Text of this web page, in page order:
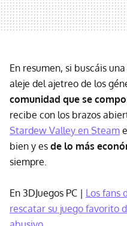
En resumen, si buscáis
aleje del ajetreo de los
comunidad que se
recibe con los brazos
Stardew Valley en Steam
bien y es de lo más
siempre.
En 3DJuegos PC | Los fans
rescatar su juego favorito